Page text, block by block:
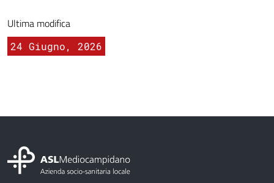
Ultima modifica
24 Giugno, 2026